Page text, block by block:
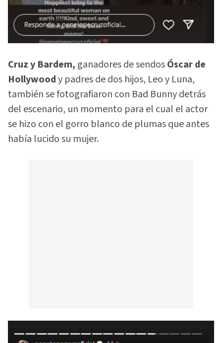
Cruz y Bardem, ganadores de sendosÓscar de
Hollywoody padres de dos hijos, Leo y Luna,
también se fotografiaron con Bad Bunny detrás
del escenario, un momento para el cual el actor
se hizo con el gorro blanco de plumas que antes
había lucido su mujer.